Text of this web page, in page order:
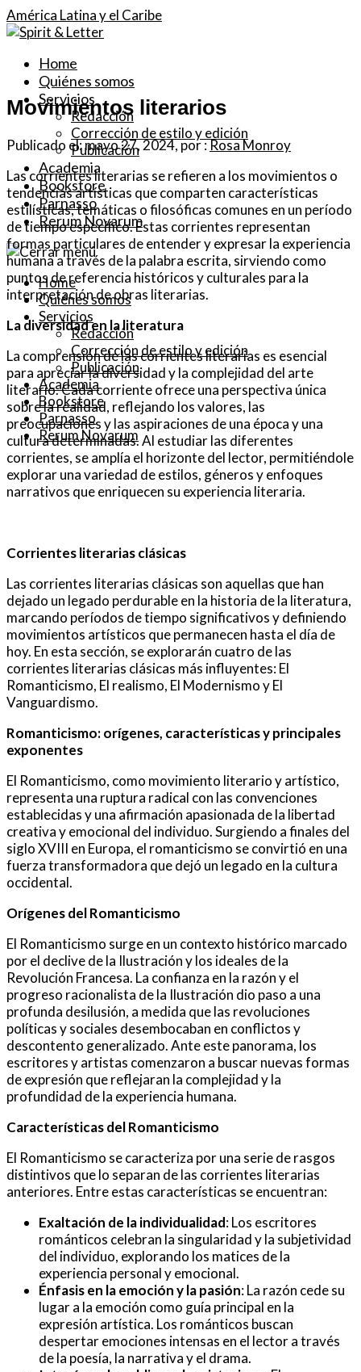
América Latina y el Caribe
Home
Quiénes somos
Servicios
Redacción
Corrección de estilo y edición
Publicación
Academia
Bookstore
Parnasso
Rerum Novarum
Home
Quiénes somos
Servicios
Redacción
Corrección de estilo y edición
Publicación
Academia
Bookstore
Parnasso
Rerum Novarum
Movimientos literarios
Publicado el: mayo 27, 2024, por :Rosa Monroy
Las corrientes literarias se refieren a los movimientos o
tendencias artísticas que comparten características
estilísticas, temáticas o filosóficas comunes en un período
de tiempo específico. Estas corrientes representan
formas particulares de entender y expresar la experiencia
humana a través de la palabra escrita, sirviendo como
puntos de referencia históricos y culturales para la
interpretación de obras literarias.
La diversidad en la literatura
La comprensión de las corrientes literarias es esencial
para apreciar la diversidad y la complejidad del arte
literario. Cada corriente ofrece una perspectiva única
sobre la realidad, reflejando los valores, las
preocupaciones y las aspiraciones de una época y una
cultura determinadas. Al estudiar las diferentes
corrientes, se amplía el horizonte del lector, permitiéndole
explorar una variedad de estilos, géneros y enfoques
narrativos que enriquecen su experiencia literaria.
Corrientes literarias clásicas
Las corrientes literarias clásicas son aquellas que han
dejado un legado perdurable en la historia de la literatura,
marcando períodos de tiempo significativos y definiendo
movimientos artísticos que permanecen hasta el día de
hoy. En esta sección, se explorarán cuatro de las
corrientes literarias clásicas más influyentes: El
Romanticismo, El realismo, El Modernismo y El
Vanguardismo.
Romanticismo: orígenes, características y principales
exponentes
El Romanticismo, como movimiento literario y artístico,
representa una ruptura radical con las convenciones
establecidas y una afirmación apasionada de la libertad
creativa y emocional del individuo. Surgiendo a finales del
siglo XVIII en Europa, el romanticismo se convirtió en una
fuerza transformadora que dejó un legado en la cultura
occidental.
Orígenes del Romanticismo
El Romanticismo surge en un contexto histórico marcado
por el declive de la Ilustración y los ideales de la
Revolución Francesa. La confianza en la razón y el
progreso racionalista de la Ilustración dio paso a una
profunda desilusión, a medida que las revoluciones
políticas y sociales desembocaban en conflictos y
descontento generalizado. Ante este panorama, los
escritores y artistas comenzaron a buscar nuevas formas
de expresión que reflejaran la complejidad y la
profundidad de la experiencia humana.
Características del Romanticismo
El Romanticismo se caracteriza por una serie de rasgos
distintivos que lo separan de las corrientes literarias
anteriores. Entre estas características se encuentran:
Exaltación de la individualidad: Los escritores
románticos celebran la singularidad y la subjetividad
del individuo, explorando los matices de la
experiencia personal y emocional.
Énfasis en la emoción y la pasión: La razón cede su
lugar a la emoción como guía principal en la
expresión artística. Los románticos buscan
despertar emociones intensas en el lector a través
de la poesía, la narrativa y el drama.